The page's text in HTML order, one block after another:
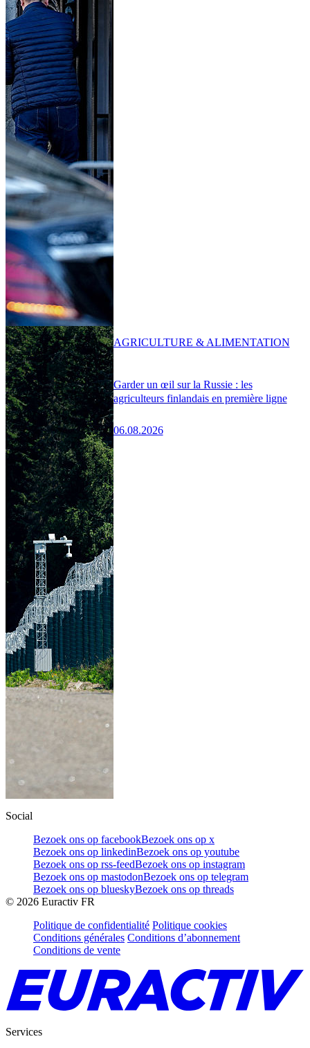
Garder un œil sur la Russie : les
agriculteurs finlandais en première ligne
06.08.2026
AGRICULTURE & ALIMENTATION
Social
Bezoek ons op facebookBezoek ons op x
Bezoek ons op linkedinBezoek ons op youtube
Bezoek ons op rss-feedBezoek ons op instagram
Bezoek ons op mastodonBezoek ons op telegram
Bezoek ons op blueskyBezoek ons op threads
© 2026 Euractiv FR
Politique de confidentialité Politique cookies
Conditions générales Conditions d’abonnement
Conditions de vente
Services